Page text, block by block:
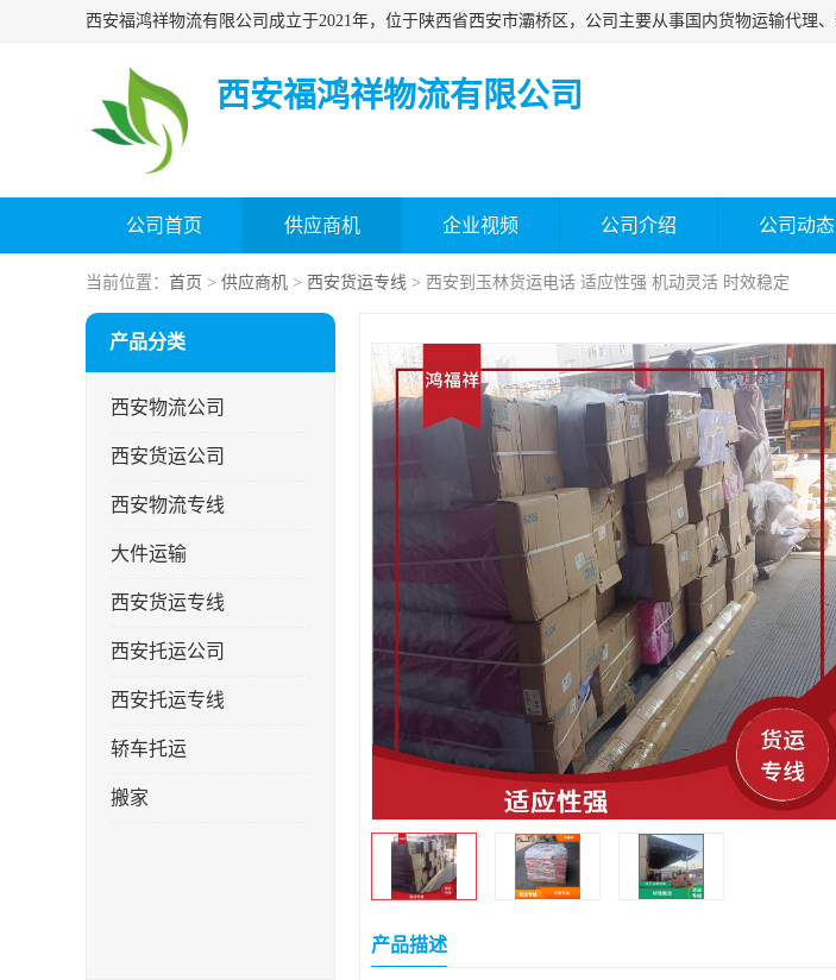
西安福鸿祥物流有限公司
公司首页 供应商机 企业视频 公司介绍 公司动态
当前位置： 首页 > 供应商机 > 西安货运专线 > 西安到玉林货运电话 适应性强 机动灵活 时效稳定
产品分类
西安物流公司
西安货运公司
西安物流专线
大件运输
西安货运专线
西安托运公司
西安托运专线
轿车托运
搬家
产品描述